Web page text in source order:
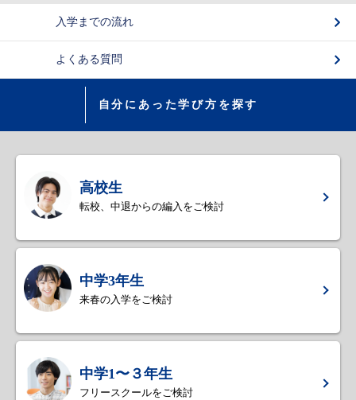
入学までの流れ
よくある質問
自分にあった学び方を探す
高校生
転校、中退からの編入をご検討
中学3年生
来春の入学をご検討
中学1〜３年生
フリースクールをご検討